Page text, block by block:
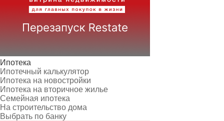
Ипотека
Ипотечный калькулятор
Ипотека на новостройки
Ипотека на вторичное жилье
Семейная ипотека
На строительство дома
Выбрать по банку